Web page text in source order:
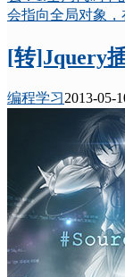
会指向全局对象
[转]Jquery
编程学习2013-05-